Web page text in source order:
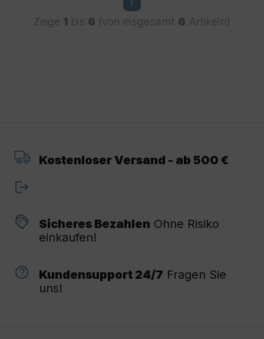
Zeige 1 bis 6 (von insgesamt 6 Artikeln)
Kostenloser Versand - ab 500 €
Sicheres Bezahlen Ohne Risiko
einkaufen!
Kundensupport 24/7 Fragen Sie
uns!